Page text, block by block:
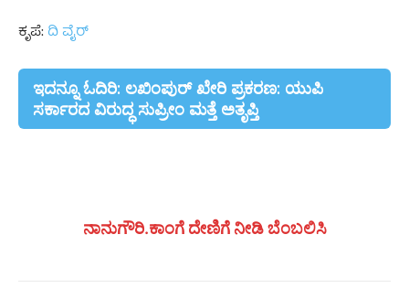
ಕೃಪೆ: ದಿ ವೈರ್‌
ಇದನ್ನೂ ಓದಿರಿ: ಲಖಿಂಪುರ್‌ ಖೇರಿ ಪ್ರಕರಣ: ಯುಪಿ
ಸರ್ಕಾರದ ವಿರುದ್ಧ ಸುಪ್ರೀಂ ಮತ್ತೆ ಅತೃಪ್ತಿ
ನಾನುಗೌರಿ.ಕಾಂಗೆ ದೇಣಿಗೆ ನೀಡಿ ಬೆಂಬಲಿಸಿ